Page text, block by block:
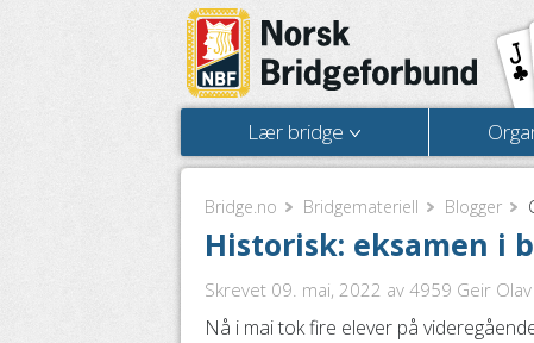
Lær bridge
Bridge.no Bridgemateriell Blogger
Historisk: eksamen i
Skrevet 09. mai, 2022 av 4959 Geir
Nå i mai tok fire elever på